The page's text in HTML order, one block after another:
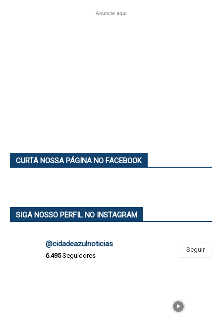
Anuncie aqui
CURTA NOSSA PÁGINA NO FACEBOOK
SIGA NOSSO PERFIL NO INSTAGRAM
@cidadeazulnoticias
6.495Seguidores
Seguir